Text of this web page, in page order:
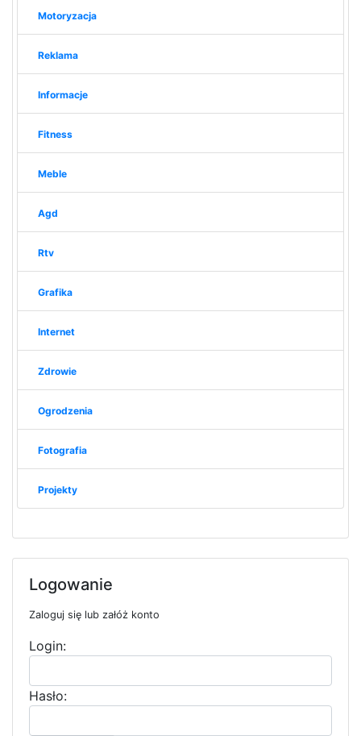
Motoryzacja
Reklama
Informacje
Fitness
Meble
Agd
Rtv
Grafika
Internet
Zdrowie
Ogrodzenia
Fotografia
Projekty
Logowanie
Zaloguj się lub załóż konto
Login:
Hasło: